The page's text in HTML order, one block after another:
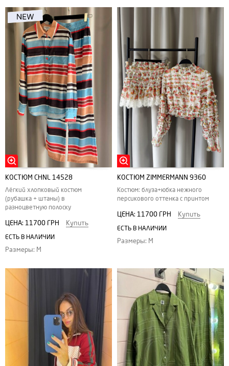
КОСТЮМ CHNL 14528
Лёгкий хлопковый костюм
(рубашка + штаны) в
разноцветную полоску
ЦЕНА: 11700 ГРН Купить
ЕСТЬ В НАЛИЧИИ
Размеры: M
КОСТЮМ ZIMMERMANN 9360
Костюм: блуза+юбка нежного
персикового оттенка с принтом
ЦЕНА: 11700 ГРН Купить
ЕСТЬ В НАЛИЧИИ
Размеры: M